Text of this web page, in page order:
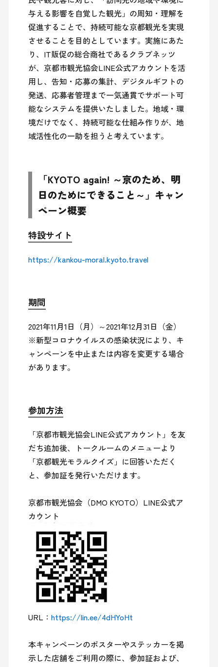
与える影響を自覚した観光」の周知・理解を
促進することで、持続可能な京都観光を実現
させることを目的としています。実施にあた
り、IT販促の総合商社であるクラブネッツ
が、京都市観光協会LINE公式アカウントを活
用し、告知・応募の集計、デジタルギフトの
発送、応募者管理まで一気通貫でサポート可
能なシステムを提供いたしました。地域・環
境だけでなく、持続可能な仕組み作りが、地
域活性化の一助を担うと考えています。
「KYOTO again! ～京のため、明
日のためにできること～」キャン
ペーン概要
特設サイト
https://kankou-moral.kyoto.travel
期間
2021年11月1日（月）～2021年12月31日（金）
※新型コロナウイルスの感染状況により、キ
ャンペーンを中止または内容を変更する場合
があります。
参加方法
「京都市観光協会LINE公式アカウント」を友
だち追加後、トークルームのメニューより
「京都観光モラルクイズ」に回答いただく
と、参加証を発行いただけます。
京都市観光協会（DMO KYOTO）LINE公式ア
URL： https://lin.ee/4dHYoHt
本キャンペーンのポスターやステッカーを掲
示した店舗をご利用の際に、参加証および、